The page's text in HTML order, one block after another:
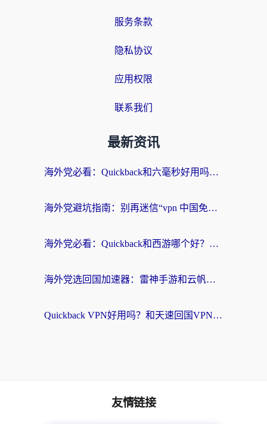
服务条款
隐私协议
应用权限
联系我们
最新资讯
海外党必看：Quickback和六毫秒好用吗？3步选对回国加速器，无缝刷国内剧玩游戏
海外党避坑指南：别再迷信“vpn 中国免费”，选对回国加速器才能无缝刷国内资源
海外党必看：Quickback和西游哪个好？3个维度教你选对回国加速器
海外党选回国加速器：雷神手游和云帆哪个好？附3组对比+避坑指南
Quickback VPN好用吗？和天速回国VPN对比哪个回国效果更好？海外党必看的真实体验指南
友情链接